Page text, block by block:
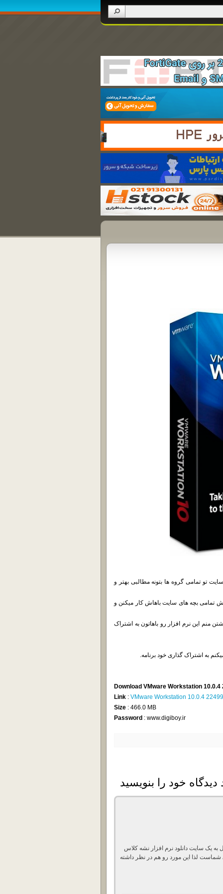
تو تمامی گروه ها بتونه مطالبی بهتر و
تمامی بچه های سایت باهاش کار میکنن و
منم این نرم افزار رو باهاتون به اشتراک
به اشتراک گذاری خود برنامه.
Download VMware Workstation 10.0.4
Link : VMware Workstation 10.0.4
Size : 466.0 MB
Password : www.digiboy.ir
یک سایت دانلود نرم افزار نشه کلاس
لذا این مورد رو هم در نظر داشته